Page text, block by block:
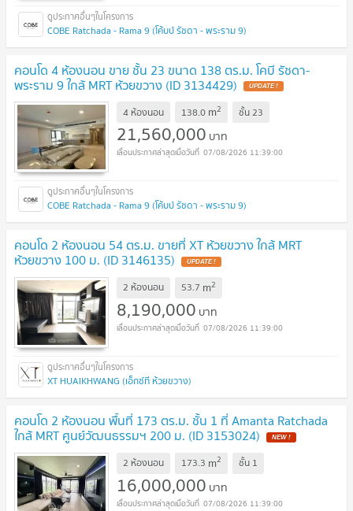
COBE Ratchada - Rama 9 (โค้บบ์ รัชดา - พระราม 9)
คอนโด 4 ห้องนอน ขาย ชั้น 23 ขนาด 138 ตร.ม. โคบี รัชดา-
พระราม 9 ใกล้ MRT ห้วยขวาง (ID 3134429) UPDATE !
4 ห้องนอน 138.0 m2 ชั้น23
21,560,000 บาท
07/08/2026 11:39:00
COBE Ratchada - Rama 9 (โค้บบ์ รัชดา - พระราม 9)
คอนโด 2 ห้องนอน 54 ตร.ม. ขายที่ XT ห้วยขวาง ใกล้ MRT
ห้วยขวาง 100 ม. (ID 3146135) UPDATE !
2 ห้องนอน 53.7 m2
8,190,000 บาท
07/08/2026 11:39:00
XT HUAIKHWANG (เอ็กซ์ที ห้วยขวาง)
คอนโด 2 ห้องนอน พื้นที่ 173 ตร.ม. ชั้น 1 ที่ Amanta Ratchada
ใกล้ MRT ศูนย์วัฒนธรรมฯ 200 ม. (ID 3153024) NEW !
2 ห้องนอน 173.3 m2 ชั้น 1
16,000,000 บาท
07/08/2026 11:39:00